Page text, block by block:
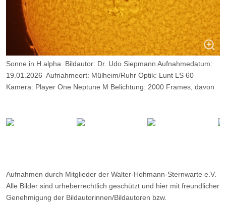
Sonne in H alpha Bildautor: Dr. Udo Siepmann Aufnahmedatum:
19.01.2026 Aufnahmeort: Mülheim/Ruhr Optik: Lunt LS 60
Kamera: Player One Neptune M Belichtung: 2000 Frames, davon
Aufnahmen durch Mitglieder der Walter-Hohmann-Sternwarte e.V.
Alle Bilder sind urheberrechtlich geschützt und hier mit freundlicher
Genehmigung der Bildautorinnen/Bildautoren bzw.